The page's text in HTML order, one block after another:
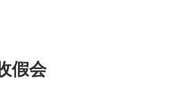
假会